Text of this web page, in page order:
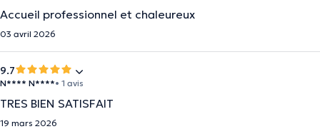
Accueil professionnel et chaleureux
03 avril 2026
9.7
N**** N****• 1 avis
TRES BIEN SATISFAIT
19 mars 2026